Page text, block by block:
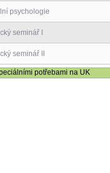
psychologie
seminář I
seminář II
potřebami na UK